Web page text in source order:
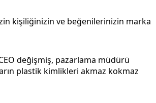
kişiliğinizin ve beğenilerinizin marka
değişmiş, pazarlama müdürü
plastik kimlikleri akmaz kokmaz